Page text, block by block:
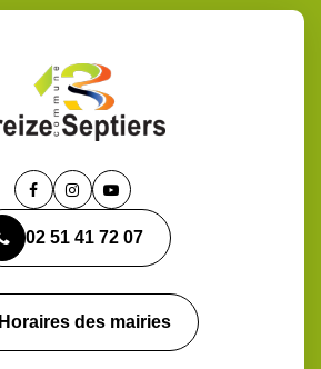
Lien
le
compte
Lien
le
compte
Lien
la
chaîne
02 51 41 72 07
Horaires des mairies